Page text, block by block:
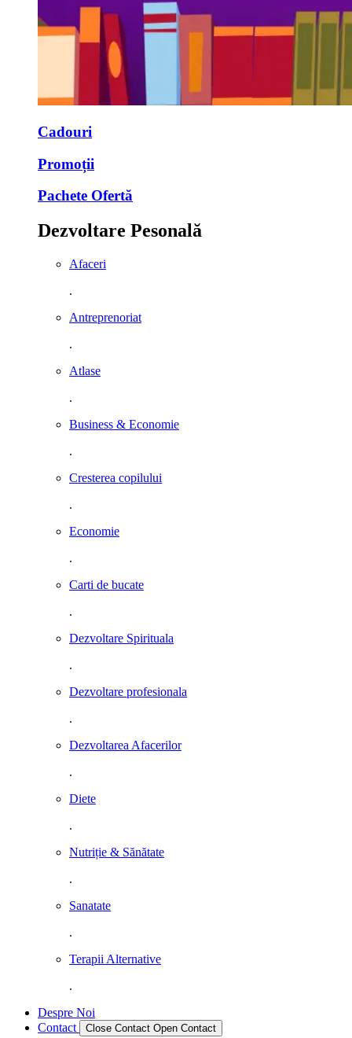
Cadouri
Promoții
Pachete Ofertă
Dezvoltare Pesonală
Afaceri
.
Antreprenoriat
.
Atlase
.
Business & Economie
.
Cresterea copilului
.
Economie
.
Carti de bucate
.
Dezvoltare Spirituala
.
Dezvoltare profesionala
.
Dezvoltarea Afacerilor
.
Diete
.
Nutriție & Sănătate
.
Sanatate
.
Terapii Alternative
.
Despre Noi
Contact
Close Contact Open Contact